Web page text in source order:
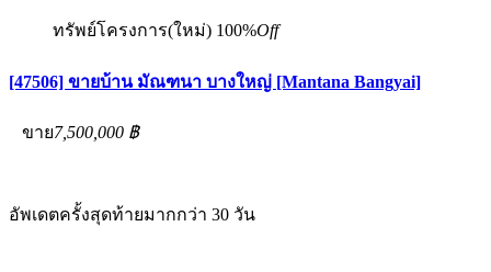
ทรัพย์โครงการ(ใหม่) 100%Off
[47506] ขายบ้าน มัณฑนา บางใหญ่ [Mantana Bangyai]
ขาย7,500,000 ฿
อัพเดตครั้งสุดท้ายมากกว่า 30 วัน